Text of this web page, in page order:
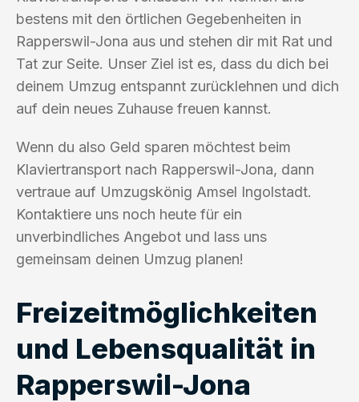
bestens mit den örtlichen Gegebenheiten in
Rapperswil-Jona aus und stehen dir mit Rat und
Tat zur Seite. Unser Ziel ist es, dass du dich bei
deinem Umzug entspannt zurücklehnen und dich
auf dein neues Zuhause freuen kannst.
Wenn du also Geld sparen möchtest beim
Klaviertransport nach Rapperswil-Jona, dann
vertraue auf Umzugskönig Amsel Ingolstadt.
Kontaktiere uns noch heute für ein
unverbindliches Angebot und lass uns
gemeinsam deinen Umzug planen!
Freizeitmöglichkeiten
und Lebensqualität in
Rapperswil-Jona